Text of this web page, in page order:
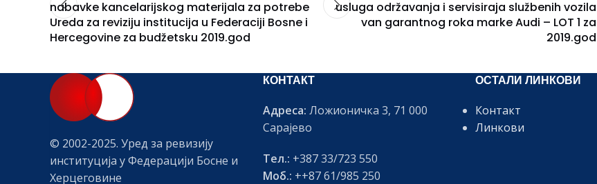
nabavke kancelarijskog materijala za potrebe
Ureda za reviziju institucija u Federaciji Bosne i
Hercegovine za budžetsku 2019.god
usluga održavanja i servisiraja službenih vozila
van garantnog roka marke Audi – LOT 1 za
2019.god
© 2002-2025. Уред за ревизију
институција у Федерацији Босне и
Херцеговине
КОНТАКТ
Адреса: Ложионичка 3, 71 000
Сарајево
Тел.: +387 33/723 550
Моб.: ++87 61/985 250
ОСТАЛИ ЛИНКОВИ
Контакт
Линкови